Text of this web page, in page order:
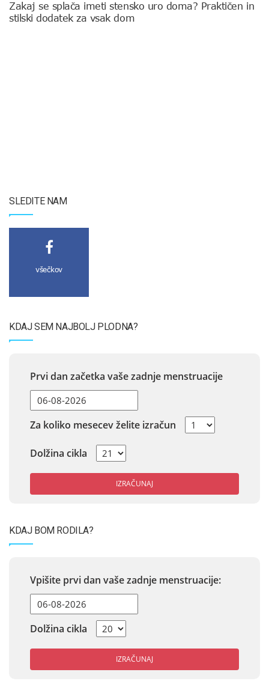
Zakaj se splača imeti stensko uro doma? Praktičen in
stilski dodatek za vsak dom
SLEDITE NAM
všečkov
KDAJ SEM NAJBOLJ PLODNA?
Prvi dan začetka vaše zadnje menstruacije
Za koliko mesecev želite izračun
Dolžina cikla
IZRAČUNAJ
KDAJ BOM RODILA?
Vpišite prvi dan vaše zadnje menstruacije:
Dolžina cikla
IZRAČUNAJ